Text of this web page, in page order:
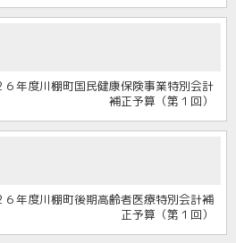
年度川棚町国民健康保険事業特別会計
補正予算（第１回）
年度川棚町後期高齢者医療特別会計補
正予算（第１回）